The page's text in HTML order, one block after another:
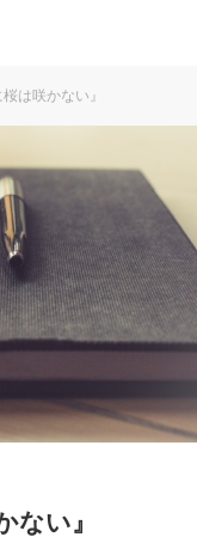
は咲かない』
ない』